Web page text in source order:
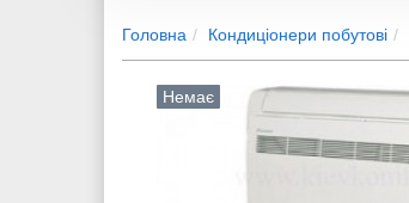
Головна Кондиціонери побутові
Немає